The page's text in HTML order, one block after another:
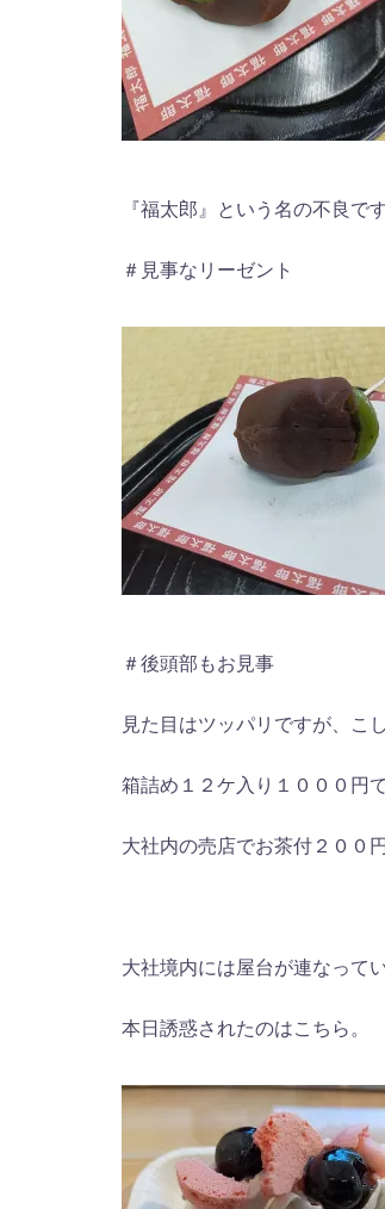
『福太郎』という名の不良で
＃見事なリーゼント
＃後頭部もお見事
見た目はツッパリですが、こ
箱詰め１２ケ入り１０００円
大社内の売店でお茶付２００
大社境内には屋台が連なって
本日誘惑されたのはこちら。